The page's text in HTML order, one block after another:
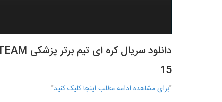
15
"برای مشاهده ادامه مطلب اینجا کلیک کنید"